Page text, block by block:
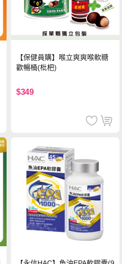
【保健員購】喉立爽爽喉軟糖
歡暢桶(枇杷)
$349